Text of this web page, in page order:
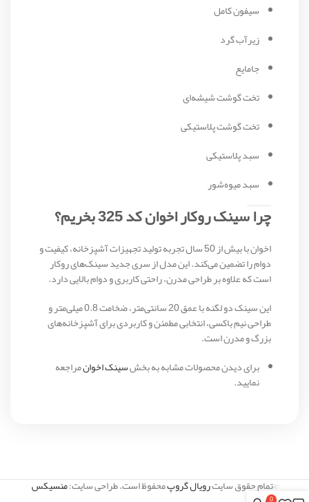
سیفون کامل
زیرآب گرد
جامایع
تخت گوشت شیشه‌ای
تخت گوشت پلاستیکی
سبد پلاستیکی
سبد میوه‌شور
چرا سینک روکار اخوان کد 325 بخریم؟
اخوان با بیش از 50 سال تجربه تولید تجهیزات آشپزخانه، کیفیت و
دوام را تضمین می‌کند. این مدل از سری جدید سینک‌های روکار
است که علاوه بر طراحی مدرن، راحتی کاربری و دوام بالایی دارد.
این سینک دو لگنه با عمق 20 سانتی‌متر، ضخامت 0.8 میلی‌متر و
طراحی نیم باکسی، انتخابی مطمئن و کاربردی برای آشپزخانه‌های
بزرگ و مدرن است.
برای دیدن محصولات مشابه به بخشسینک اخوانمراجعه
نمایید.
©تمام حقوق سایترویال گروپمحفوظ است. طراحی سایت:منسیکس
0